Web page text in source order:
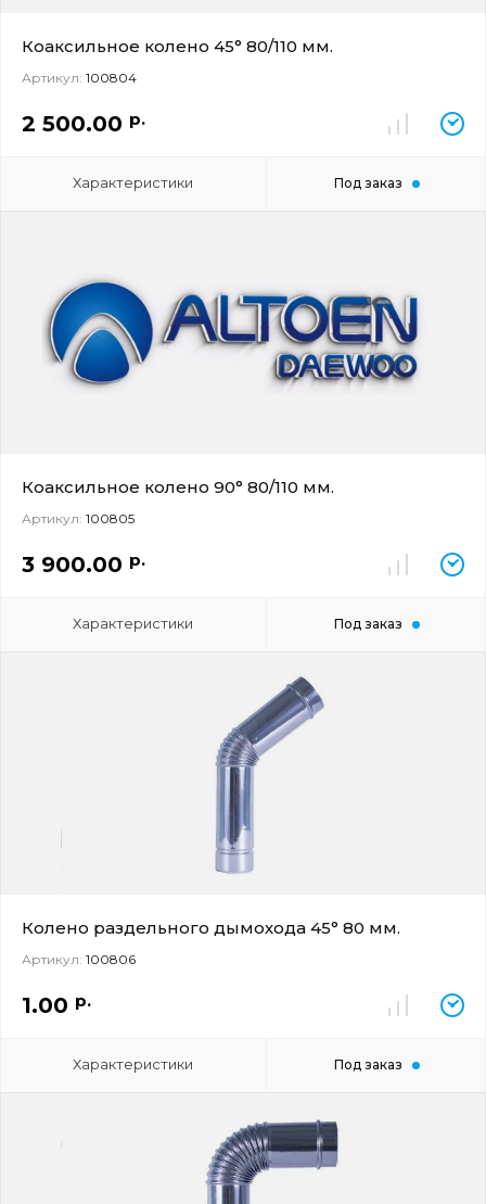
Коаксильное колено 45° 80/110 мм.
Артикул: 100804
2 500.00 р.
Характеристики Под заказ
Коаксильное колено 90° 80/110 мм.
Артикул: 100805
3 900.00 р.
Характеристики Под заказ
Колено раздельного дымохода 45° 80 мм.
Артикул: 100806
1.00 р.
Характеристики Под заказ